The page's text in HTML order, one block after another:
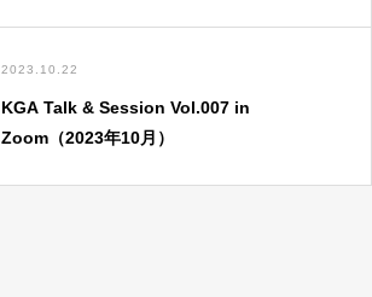
2023.10.22
KGA Talk & Session Vol.007 in
Zoom（2023年10月）